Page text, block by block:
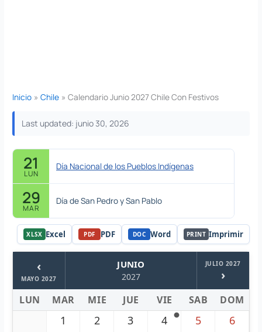
Inicio Chile Calendario Junio 2027 Chile Con Festivos
Last updated: junio 30, 2026
21
LUN
Día Nacional de los Pueblos Indígenas
29
MAR
Día de San Pedro y San Pablo
XLSX Excel PDF PDF DOC Word PRINT Imprimir
‹
MAYO 2027
JUNIO
2027
JULIO 2027
›
LUN MAR MIE JUE VIE SAB DOM
1 2 3 4 5 6